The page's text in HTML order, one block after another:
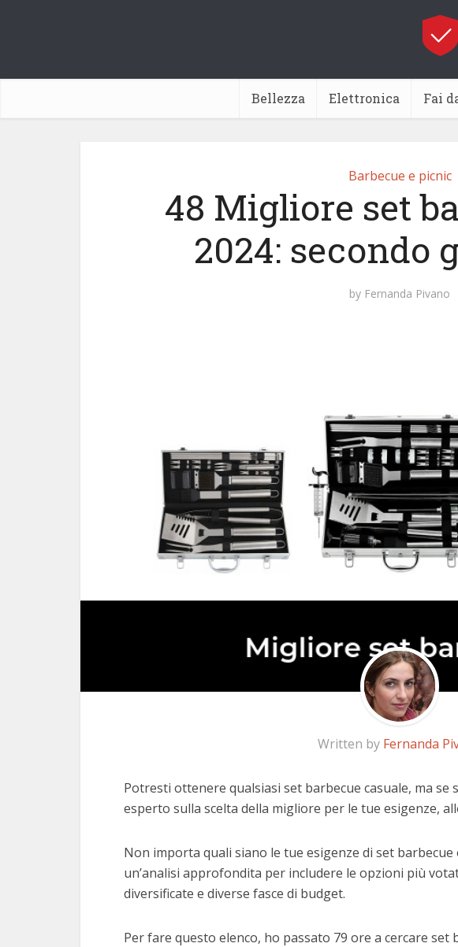
Bellezza Elettronica Fai
Barbecue e picnic
48 Migliore set
2024: secondo
by Fernanda Pivano
Written by Fernanda
Potresti ottenere qualsiasi set barbecue casuale, ma se
esperto sulla scelta della migliore per le tue esigenze,
Non importa quali siano le tue esigenze di set
un’analisi approfondita per includere le opzioni più
diversificate e diverse fasce di budget.
Per fare questo elenco, ho passato 79 ore a cercare set